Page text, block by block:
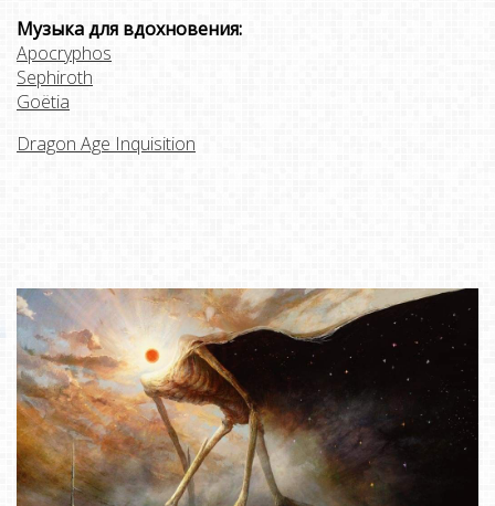
Музыка для вдохновения:
Apocryphos
Sephiroth
Goëtia
Dragon Age Inquisition